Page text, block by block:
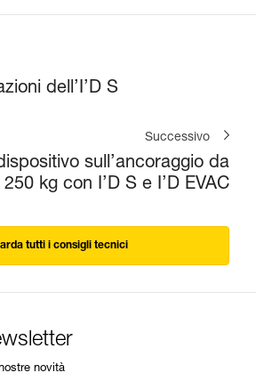
dell’I’D S
Successivo
sull’ancoraggio da
kg con I’D S e I’D EVAC
tutti i consigli tecnici
novità